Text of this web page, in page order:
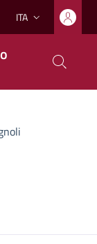
Lingua attiva:
ITA